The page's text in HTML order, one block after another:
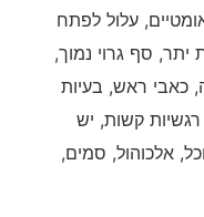
עלול לפתח
יתר, סף גרוי נמוך,
כאבי ראש, בעיות
קשות, יש
אלכוהול, סמים,